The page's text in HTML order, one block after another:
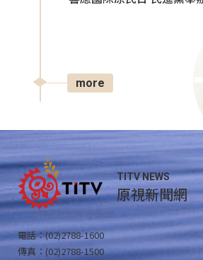
more
TITV NEWS
原視新聞網
電話：(02)2788-1600
傳真：(02)2788-1500